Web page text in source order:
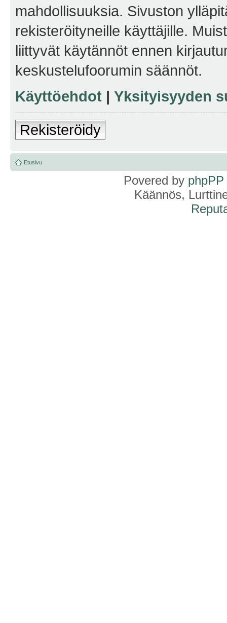
mahdollisuuksia. Sivuston
rekisteröityneille käyttäjille.
liittyvät käytännöt ennen
keskustelufoorumin säännöt.
Käyttöehdot | Yksityisyyden
Rekisteröidy
Etusivu
Povered by phpPP
Käännös,